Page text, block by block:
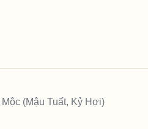
(Mậu Tuất, Kỷ Hợi)